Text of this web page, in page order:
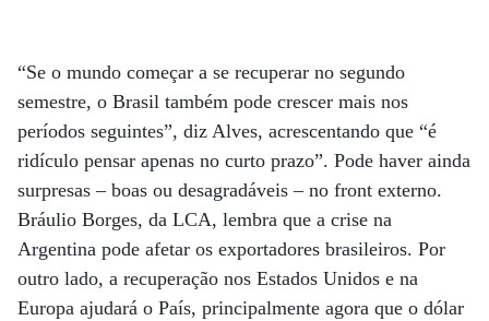
“Se o mundo começar a se recuperar no segundo
semestre, o Brasil também pode crescer mais nos
períodos seguintes”, diz Alves, acrescentando que “é
ridículo pensar apenas no curto prazo”. Pode haver ainda
surpresas – boas ou desagradáveis – no front externo.
Bráulio Borges, da LCA, lembra que a crise na
Argentina pode afetar os exportadores brasileiros. Por
outro lado, a recuperação nos Estados Unidos e na
Europa ajudará o País, principalmente agora que o dólar